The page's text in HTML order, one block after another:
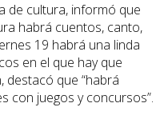
de cultura, informó que
habrá cuentos, canto,
19 habrá una linda
en el que hay que
destacó que “habrá
con juegos y concursos”.